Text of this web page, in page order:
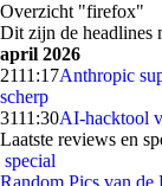
Overzicht "firefox"
Dit zijn de headlines
april 2026
2111:17Anthropic
scherp
3111:30AI-hacktool
Laatste reviews en
special
Random Pics van de